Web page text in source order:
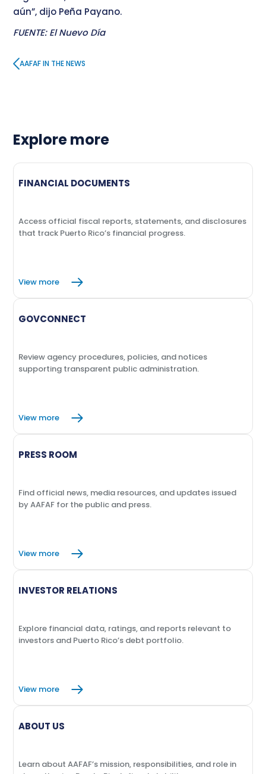
aún”, dijo Peña Payano.
FUENTE: El Nuevo Día
AAFAF IN THE NEWS
Explore more
FINANCIAL DOCUMENTS
Access official fiscal reports, statements, and disclosures
that track Puerto Rico’s financial progress.
View more
GOVCONNECT
Review agency procedures, policies, and notices
supporting transparent public administration.
View more
PRESS ROOM
Find official news, media resources, and updates issued
by AAFAF for the public and press.
View more
INVESTOR RELATIONS
Explore financial data, ratings, and reports relevant to
investors and Puerto Rico’s debt portfolio.
View more
ABOUT US
Learn about AAFAF’s mission, responsibilities, and role in